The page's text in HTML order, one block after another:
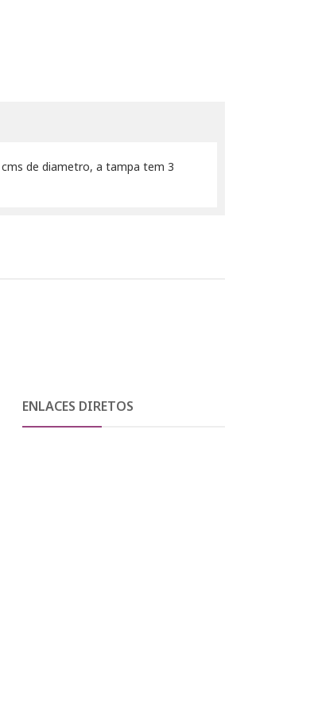
de diametro, a tampa tem 3
ENLACES DIRETOS